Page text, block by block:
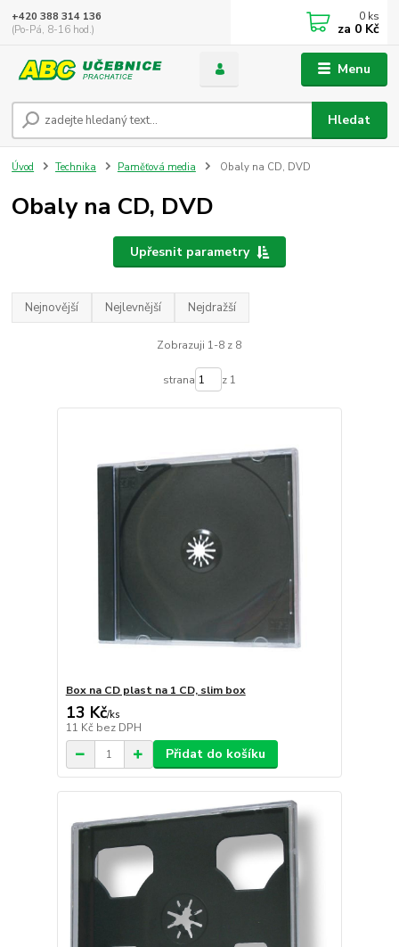
Menu
Hledat
+420 388 314 136
(Po-Pá, 8-16 hod.)
0 ks
za 0 Kč
Úvod Technika Paměťová media Obaly na CD, DVD
Obaly na CD, DVD
Upřesnit parametry
Nejnovější Nejlevnější Nejdražší
Zobrazuji 1-8 z 8
strana z 1
Box na CD plast na 1 CD, slim box
13 Kč/ks
11 Kč bez DPH
Přidat do košíku